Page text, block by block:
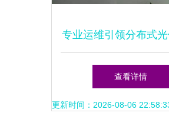
专业运维引领分布式
来——以国能日新入围
牌评选为视角
查看详情
更新时间：2026-08-06